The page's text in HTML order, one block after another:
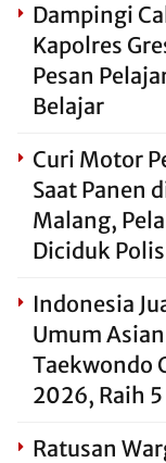
Dampingi
Kapolres
Pesan
Belajar
Curi Motor
Saat Panen
Malang,
Diciduk
Indonesia
Umum Asian
Taekwondo
2026, Raih 5
Ratusan